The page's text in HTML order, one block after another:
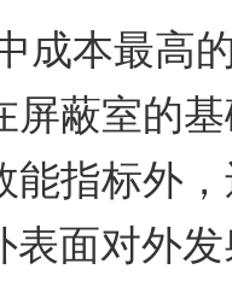
成本最高
屏蔽室的
能指标外
表面对外